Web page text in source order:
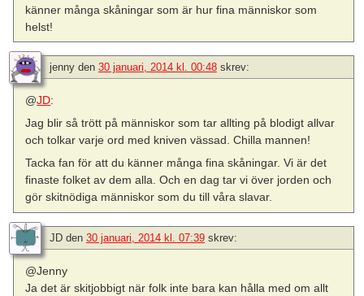
känner många skåningar som är hur fina människor som
helst!
jenny den 30 januari, 2014 kl. 00:48 skrev:
@JD:
Jag blir så trött på människor som tar allting på blodigt allvar
och tolkar varje ord med kniven vässad. Chilla mannen!
Tacka fan för att du känner många fina skåningar. Vi är det
finaste folket av dem alla. Och en dag tar vi över jorden och
gör skitnödiga människor som du till våra slavar.
JD den 30 januari, 2014 kl. 07:39 skrev:
@Jenny
Ja det är skitjobbigt när folk inte bara kan hålla med om allt